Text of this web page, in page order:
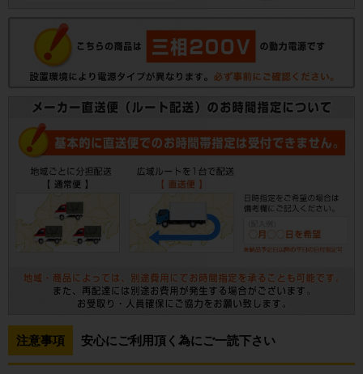
注意事項 安心にご利用頂く為にご一読下さい